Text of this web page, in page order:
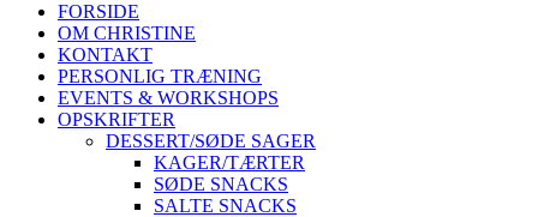
FORSIDE
OM CHRISTINE
KONTAKT
PERSONLIG TRÆNING
EVENTS & WORKSHOPS
OPSKRIFTER
DESSERT/SØDE SAGER
KAGER/TÆRTER
SØDE SNACKS
SALTE SNACKS